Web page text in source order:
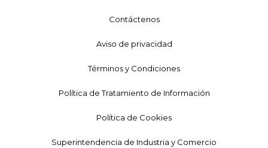
Contáctenos
Aviso de privacidad
Términos y Condiciones
Política de Tratamiento de Información
Política de Cookies
Superintendencia de Industria y Comercio